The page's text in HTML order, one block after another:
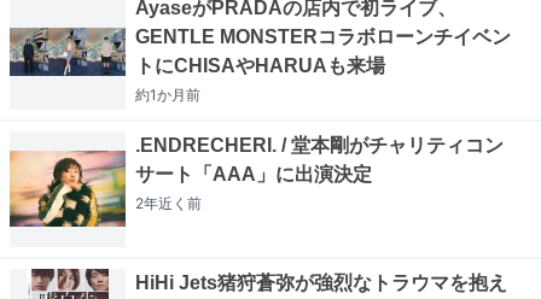
AyaseがPRADAの店内で初ライブ、
GENTLE MONSTERコラボローンチイベン
トにCHISAやHARUAも来場
約1か月前
.ENDRECHERI. / 堂本剛がチャリティコン
サート「AAA」に出演決定
2年近く 前
HiHi Jets猪狩蒼弥が強烈なトラウマを抱え